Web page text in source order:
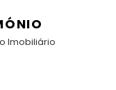
Imobiliário